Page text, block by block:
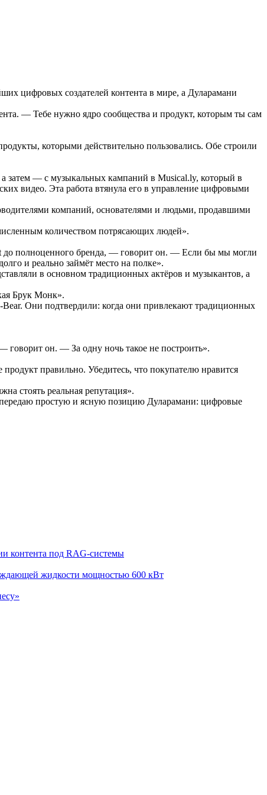
цифровых создателей контента в мире, а Дуларамани
— Тебе нужно ядро сообщества и продукт, которым ты сам
которыми действительно пользовались. Обе строили
а затем — с музыкальных кампаний в Musical.ly, который в
видео. Эта работа втянула его в управление цифровыми
компаний, основателями и людьми, продавшими
количеством потрясающих людей».
до полноценного бренда, — говорит он. — Если бы мы могли
и реально займёт место на полке».
в основном традиционных актёров и музыкантов, а
Брук Монк».
Они подтвердили: когда они привлекают традиционных
говорит он. — За одну ночь такое не построить».
правильно. Убедитесь, что покупателю нравится
стоять реальная репутация».
передаю простую и ясную позицию Дуларамани: цифровые
контента под RAG-системы
жидкости мощностью 600 кВт